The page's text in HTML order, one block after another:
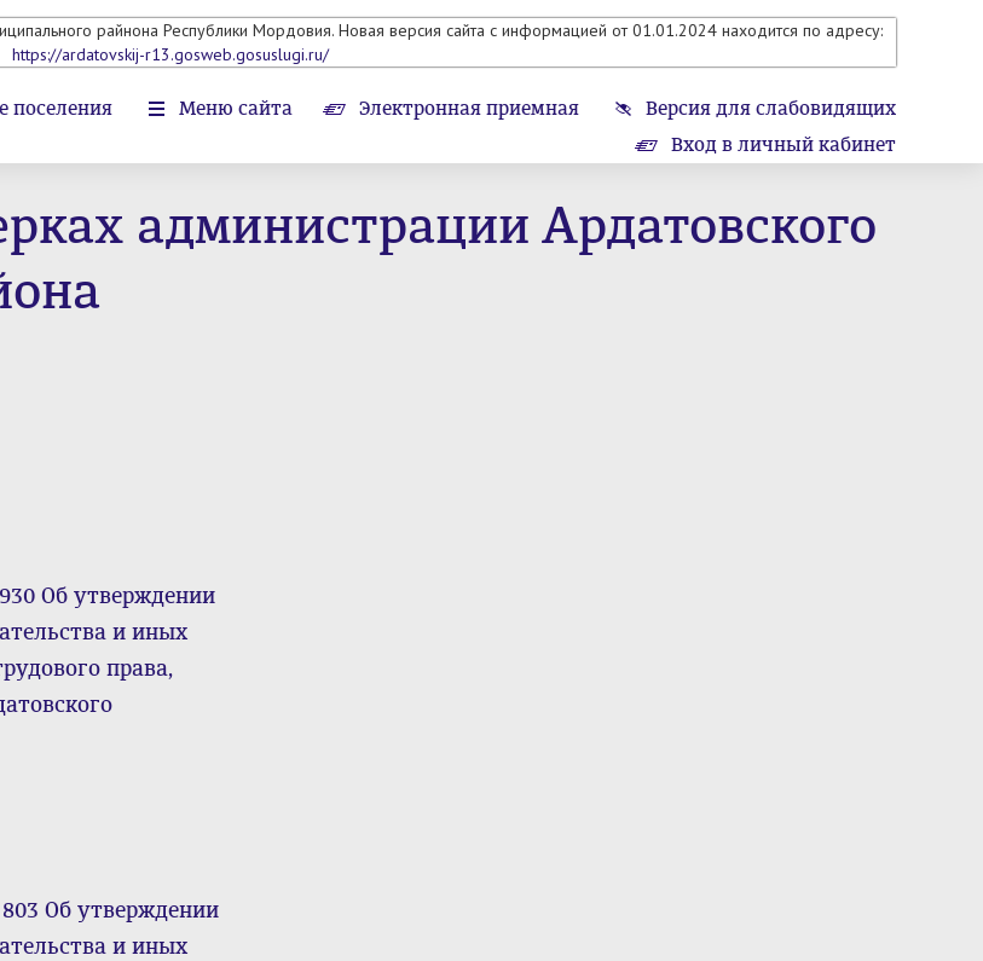
райнона Республики Мордовия. Новая версия сайта с информацией от 01.01.2024 находится по адресу:
https://ardatovskij-r13.gosweb.gosuslugi.ru/
поселения Меню сайта Электронная приемная
Версия для слабовидящих
Вход в личный кабинет
администрации Ардатовского
Об утверждении
и иных
права,
Об утверждении
и иных